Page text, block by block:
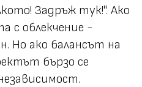
Задръж тук!". Ако
с облекчение -
Но ако балансът на
бързо се